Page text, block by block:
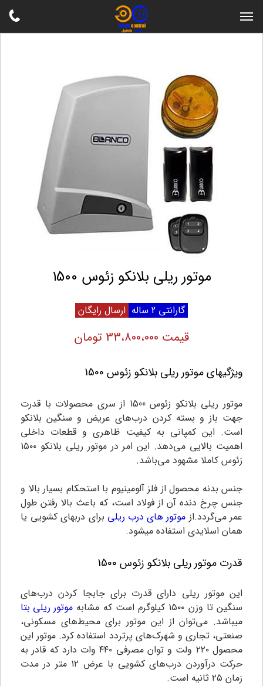
موتور ریلی بلانکو زئوس 1500
گارانتی 2 ساله ارسال رایگان
قیمت 33،800،000 تومان
ویژگیهای موتور ریلی بلانکو زئوس 1500
موتور ریلی بلانکو زئوس 1500 از سری محصولات با قدرت
جهت باز و بسته کردن درب‌های عریض و سنگین بلانکو
است. این کمپانی به کیفیت ظاهری و قطعات داخلی
اهمیت بالایی می‌دهد. این امر در موتور ریلی بلانکو ۱۵۰۰
زئوس کاملا مشهود می‌باشد.
جنس بدنه محصول از فلز آلومینیوم با استحکام بسیار بالا و
جنس چرخ دنده آن از فولاد است، که باعث بالا رفتن طول
عمر می‌گردد.از موتور های درب ریلی برای دربهای کشویی یا
همان اسلایدی استفاده میشود.
قدرت موتور ریلی بلانکو زئوس 1500
این موتور ریلی دارای قدرت برای جابجا کردن درب‌های
سنگین تا وزن ۱۵۰۰ کیلوگرم است که مشابه
موتور ریلی بتا
میباشد. می‌توان از این موتور برای محیط‌های مسکونی،
صنعتی، تجاری و شهرک‌های پرتردد استفاده کرد. موتور این
محصول ۲۲۰ ولت و توان مصرفی ۴۴۰ وات دارد که قادر به
حرکت درآوردن درب‌های کشویی با عرض ۱۲ متر در مدت
زمان ۲۵ ثانیه است.